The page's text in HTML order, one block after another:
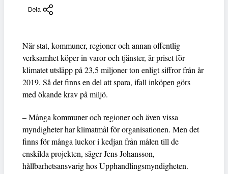
Dela
När stat, kommuner, regioner och annan offentlig
verksamhet köper in varor och tjänster, är priset för
klimatet utsläpp på 23,5 miljoner ton enligt siffror från år
2019. Så det finns en del att spara, ifall inköpen görs
med ökande krav på miljö.
– Många kommuner och regioner och även vissa
myndigheter har klimatmål för organisationen. Men det
finns för många luckor i kedjan från målen till de
enskilda projekten, säger Jens Johansson,
hållbarhetsansvarig hos Upphandlingsmyndigheten.